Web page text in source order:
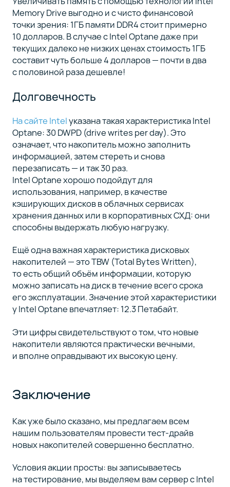
Memory Drive выгодно и с чисто финансовой
точки зрения: 1ГБ памяти DDR4 стоит примерно
10 долларов. В случае с Intel Optane даже при
текущих далеко не низких ценах стоимость 1ГБ
составит чуть больше 4 долларов — почти в два
с половиной раза дешевле!
Долговечность
На сайте Intelуказана такая характеристика Intel
Optane: 30 DWPD (drive writes per day). Это
означает, что накопитель можно заполнить
информацией, затем стереть и снова
перезаписать — и так 30 раз.
Intel Optane хорошо подойдут для
использования, например, в качестве
кэширующих дисков в облачных сервисах
хранения данных или в корпоративных СХД: они
способны выдержать любую нагрузку.
Ещё одна важная характеристика дисковых
накопителей — это TBW (Total Bytes Written),
то есть общий объём информации, которую
можно записать на диск в течение всего срока
его эксплуатации. Значение этой характеристики
у Intel Optane впечатляет: 12.3 Петабайт.
Эти цифры свидетельствуют о том, что новые
накопители являются практически вечными,
и вполне оправдывают их высокую цену.
Заключение
Как уже было сказано, мы предлагаем всем
нашим пользователям провести тест-драйв
новых накопителей совершенно бесплатно.
Условия акции просты: вы записываетесь
на тестирование, мы выделяем вам сервер с Intel